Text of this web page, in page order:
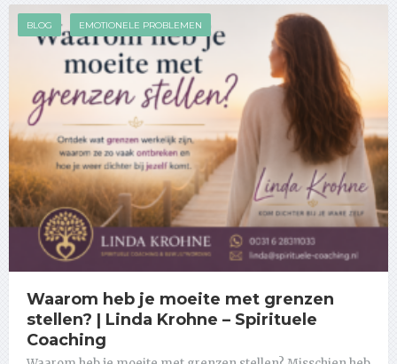
BLOG EMOTIONELE PROBLEMEN
Waarom heb je moeite met grenzen
stellen? | Linda Krohne – Spirituele
Coaching